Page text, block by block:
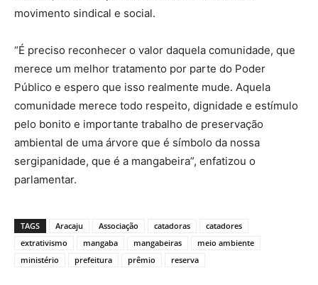
movimento sindical e social.
“É preciso reconhecer o valor daquela comunidade, que
merece um melhor tratamento por parte do Poder
Público e espero que isso realmente mude. Aquela
comunidade merece todo respeito, dignidade e estímulo
pelo bonito e importante trabalho de preservação
ambiental de uma árvore que é símbolo da nossa
sergipanidade, que é a mangabeira”, enfatizou o
parlamentar.
TAGS Aracaju Associação catadoras
catadores
extrativismo
mangaba mangabeiras
meio ambiente
ministério
prefeitura prêmio reserva